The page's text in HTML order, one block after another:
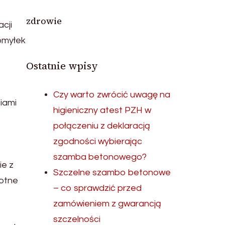
z
zdrowie
Ostatnie wpisy
Czy warto zwrócić uwagę na
higieniczny atest PZH w
połączeniu z deklaracją
zgodności wybierając
szamba betonowego?
Szczelne szambo betonowe
– co sprawdzić przed
zamówieniem z gwarancją
szczelności